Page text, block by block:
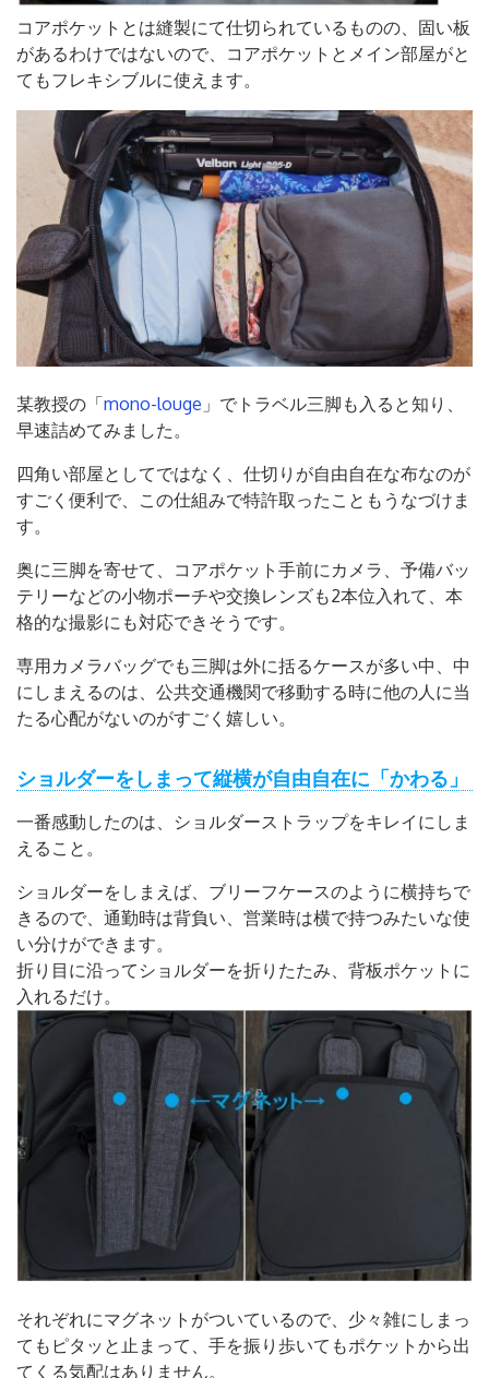
コアポケットとは縫製にて仕切られているものの、固い板
があるわけではないので、コアポケットとメイン部屋がと
てもフレキシブルに使えます。
某教授の「mono-louge 」でトラベル三脚も入ると知り、
早速詰めてみました。
四角い部屋としてではなく、仕切りが自由自在な布なのが
すごく便利で、この仕組みで特許取ったこともうなづけま
す。
奥に三脚を寄せて、コアポケット手前にカメラ、予備バッ
テリーなどの小物ポーチや交換レンズも2本位入れて、本
格的な撮影にも対応できそうです。
専用カメラバッグでも三脚は外に括るケースが多い中、中
にしまえるのは、公共交通機関で移動する時に他の人に当
たる心配がないのがすごく嬉しい。
ショルダーをしまって縦横が自由自在に「かわる」
一番感動したのは、ショルダーストラップをキレイにしま
えること。
ショルダーをしまえば、ブリーフケースのように横持ちで
きるので、通勤時は背負い、営業時は横で持つみたいな使
い分けができます。
折り目に沿ってショルダーを折りたたみ、背板ポケットに
入れるだけ。
それぞれにマグネットがついているので、少々雑にしまっ
てもピタッと止まって、手を振り歩いてもポケットから出
てくる気配はありません。